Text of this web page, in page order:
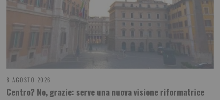
8 AGOSTO 2026
Centro? No, grazie: serve una nuova visione riformatrice